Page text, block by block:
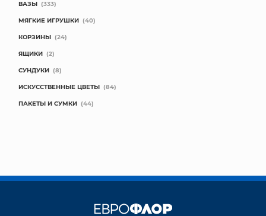
ВАЗЫ (333)
МЯГКИЕ ИГРУШКИ (40)
КОРЗИНЫ (24)
ЯЩИКИ (2)
СУНДУКИ (8)
ИСКУССТВЕННЫЕ ЦВЕТЫ (84)
ПАКЕТЫ И СУМКИ (44)